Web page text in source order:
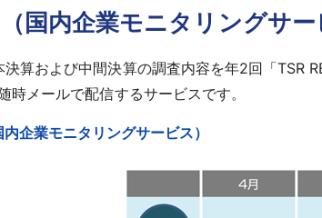
国内企業モニタリングサー
算および中間決算の調査内容を年2回「TSR
時メールで配信するサービスです。
企業モニタリングサービス）